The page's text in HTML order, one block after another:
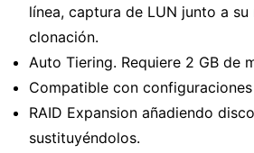
línea, captura de LUN junto a
clonación.
Auto Tiering. Requiere 2 GB de
Compatible con configuraciones
RAID Expansion añadiendo
sustituyéndolos.